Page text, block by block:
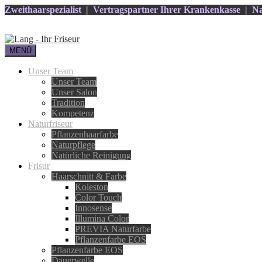
Zweithaarspezialist | Vertragspartner Ihrer Krankenkasse |
MENÜ
Unser Team
Unser Team
Unser Salon
Tradition
Kompetenz
Naturfriseur
Pflanzenhaarfarbe
Naturpflege
Natürliche Reinigung
Frisur
Haarschnitt & Farbe
Koleston
Color Touch
Innosense
Illumina Color
PREVIA Naturfarbe
Pflanzenfarbe EOS
Pflanzenfarbe EOS